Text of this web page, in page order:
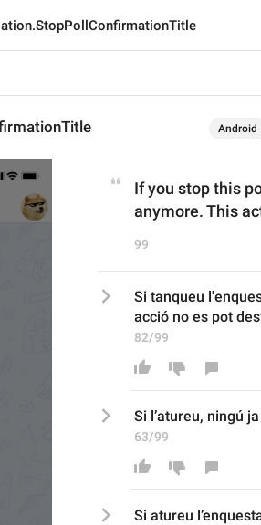
Android
If you stop this
anymore. This
99
Si tanqueu
acció no es pot
82/99
Si l’atureu, ningú
63/99
Si atureu l’